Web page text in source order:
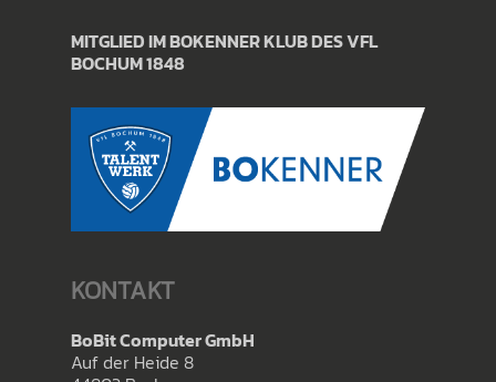
MITGLIED IM BOKENNER KLUB DES VFL
BOCHUM 1848
KONTAKT
BoBit Computer GmbH
Auf der Heide 8